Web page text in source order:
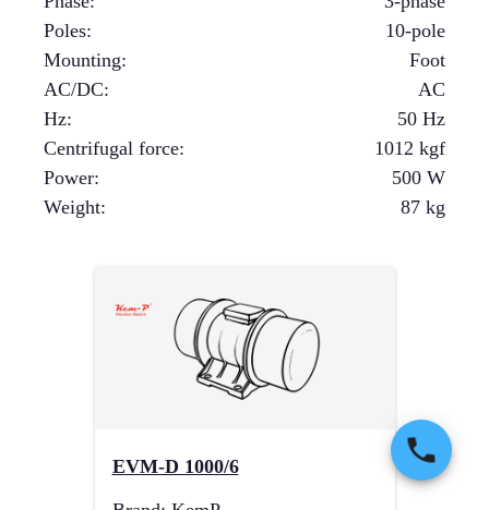
Poles:
10-pole
Mounting:
Foot
AC/DC:
AC
Hz:
50 Hz
Centrifugal force: 1012 kgf
Power: 500 W
Weight: 87 kg
EVM-D 1000/6